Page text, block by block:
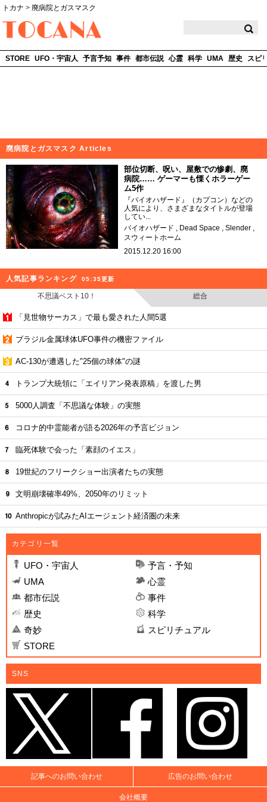
トカナ > 廃病院とガスマスク
STORE UFO・宇宙人 予言予知 事件 都市伝説 心霊 科学 UMA 歴史 スピ
廃病院とガスマスク Articles
部位切断、呪い、屋敷での惨劇、廃
病院…… ゲーマーも慄くホラーゲー
ム5作
『バイオハザード』（カプコン）などの
人気により、さまざまなタイトルが登場
してい...
バイオハザード
Dead Space
Slender
スウィートホーム
2015.12.20 16:00
人気記事ランキング 05:35更新
不思議ベスト10！ 総合
「見世物サーカス」で最も愛された人間5選
ブラジル金属球体UFO事件の機密ファイル
AC-130が遭遇した"25個の球体"の謎
トランプ大統領に「エイリアン発表原稿」を渡した男
5000人調査「不思議な体験」の実態
コロナ的中霊能者が語る2026年の予言ビジョン
臨死体験で会った「素顔のイエス」
19世紀のフリークショー出演者たちの実態
文明崩壊確率49%、2050年のリミット
Anthropicが試みたAIエージェント経済圏の未来
カテゴリ一覧
UFO・宇宙人
予言・予知
UMA
心霊
都市伝説
事件
歴史
科学
奇妙
スピリチュアル
STORE
SNS
記事へのお問い合わせ 広告のお問い合わせ
会社概要